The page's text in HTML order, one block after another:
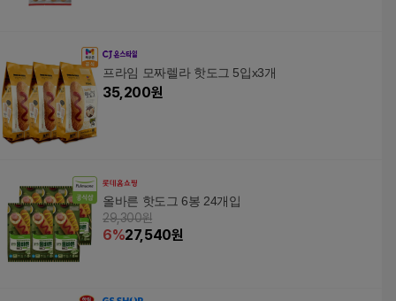
프라임 모짜렐라 핫도그 5입x3개
35,200원
올바른 핫도그 6봉 24개입
29,300원
6%27,540원